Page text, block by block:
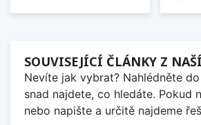
SOUVISEJÍCÍ ČLÁNKY Z
Nevíte jak vybrat? Nahlédněte
snad najdete, co hledáte. Pokud
nebo napište a určitě najdeme